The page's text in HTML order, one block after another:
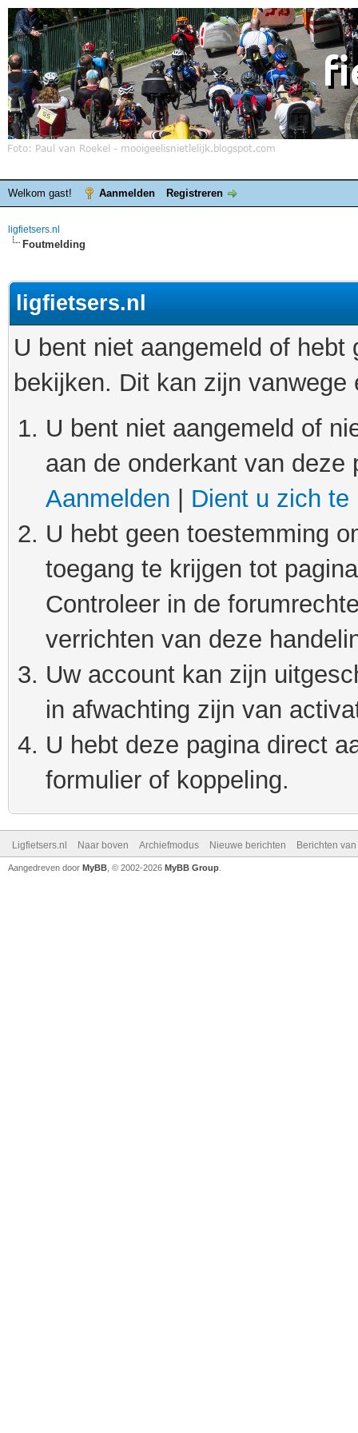
Welkom gast! Aanmelden Registreren
ligfietsers.nl
Foutmelding
ligfietsers.nl
U bent niet aangemeld of
bekijken. Dit kan zijn
U bent niet aangemeld of
aan de onderkant van
Aanmelden
Dient u zich te
U hebt geen toestemming
toegang te krijgen tot
Controleer in de
verrichten van deze
Uw account kan zijn
in afwachting zijn van
U hebt deze pagina direct
formulier of koppeling.
Ligfietsers.nl Naar boven Archiefmodus Nieuwe berichten Berichten
Aangedreven door MyBB , © 2002-2026 MyBB Group